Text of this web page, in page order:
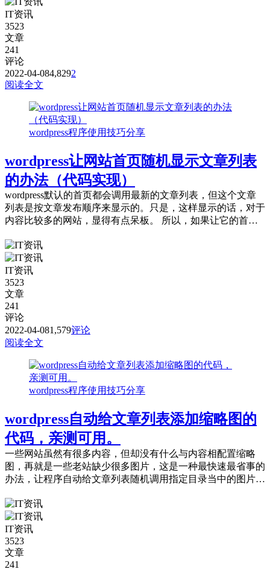
IT资讯
3523
文章
241
评论
2022-04-084,8292
阅读全文
wordpress程序使用技巧分享
wordpress让网站首页随机显示文章列表
的办法（代码实现）
wordpress默认的首页都会调用最新的文章列表，但这个文章
列表是按文章发布顺序来显示的。只是，这样显示的话，对于
内容比较多的网站，显得有点呆板。 所以，如果让它的首页
IT资讯
3523
文章
241
评论
2022-04-081,579评论
阅读全文
wordpress程序使用技巧分享
wordpress自动给文章列表添加缩略图的
代码，亲测可用。
一些网站虽然有很多内容，但却没有什么与内容相配置缩略
图，再就是一些老站缺少很多图片，这是一种最快速最省事的
办法，让程序自动给文章列表随机调用指定目录当中的图片。
IT资讯
3523
文章
241